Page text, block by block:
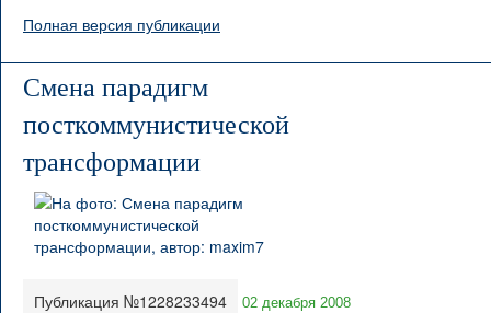
Полная версия публикации
Смена парадигм
посткоммунистической
трансформации
Публикация №1228233494 02 декабря 2008